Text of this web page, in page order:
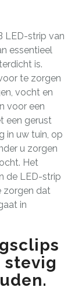
LED-strip van
essentieel
is.
te zorgen
vocht en
voor een
een gerust
in uw tuin, op
u zorgen
Het
de LED-strip
zorgen dat
in